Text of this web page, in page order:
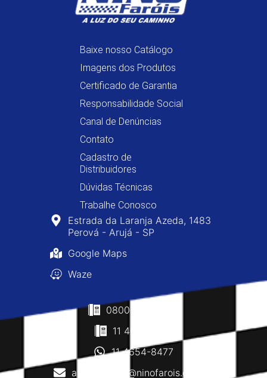
Baixe nosso Catálogo
Imagens dos Produtos
Certificado de Garantia
Responsabilidade Social
Canal de Denúncias
Contato
Cadastro de
Distribuidores
Dúvidas Técnicas
Trabalhe Conosco
Estrada da Laranja Azeda, 1483
Perová - Arujá - SP
Google Maps
Waze
0800-400-8477
11 4610-0160
11 4654-8477
atendimento@ninofarois.com.br